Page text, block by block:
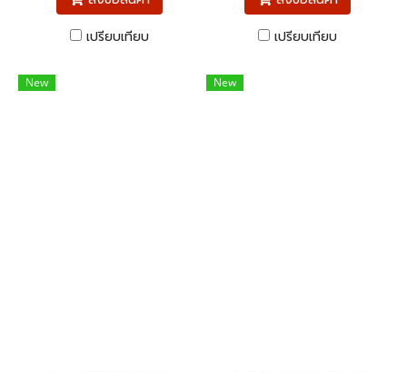
เปรียบเทียบ
เปรียบเทียบ
New New